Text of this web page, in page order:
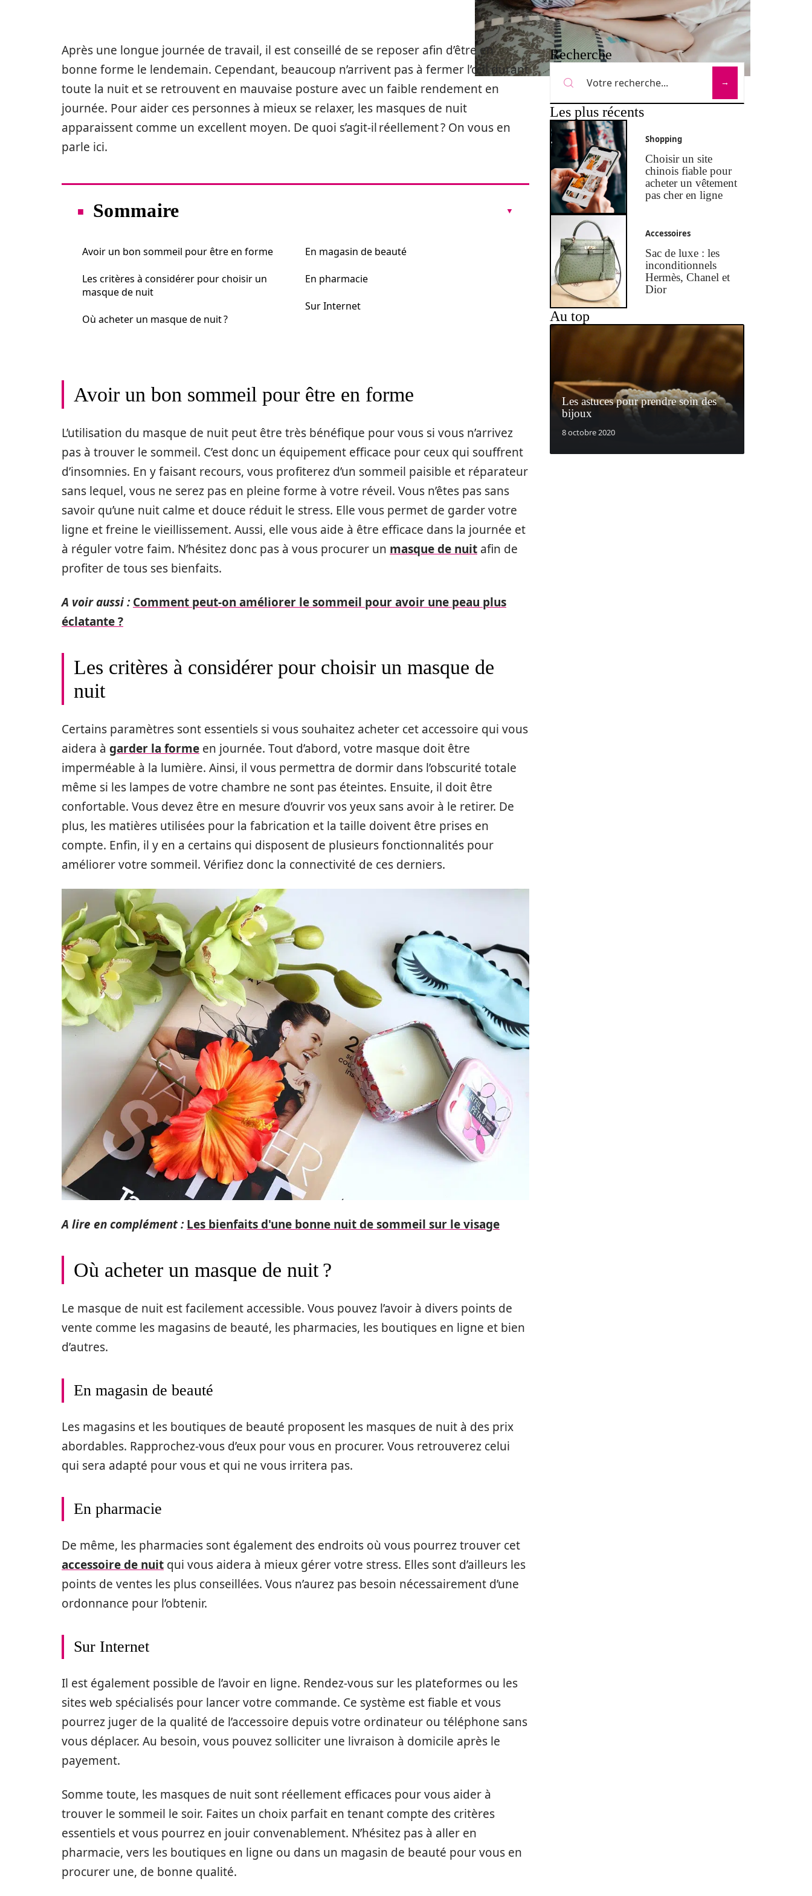
Après une longue journée de travail, il est conseillé de se reposer afin d’être en
bonne forme le lendemain. Cependant, beaucoup n’arrivent pas à fermer l’œil durant
toute la nuit et se retrouvent en mauvaise posture avec un faible rendement en
journée. Pour aider ces personnes à mieux se relaxer, les masques de nuit
apparaissent comme un excellent moyen. De quoi s’agit-il réellement ? On vous en
parle ici.
Sommaire
Avoir un bon sommeil pour être en forme
Les critères à considérer pour choisir un
masque de nuit
Où acheter un masque de nuit ?
En magasin de beauté
En pharmacie
Sur Internet
Avoir un bon sommeil pour être en forme
L’utilisation du masque de nuit peut être très bénéfique pour vous si vous n’arrivez
pas à trouver le sommeil. C’est donc un équipement efficace pour ceux qui souffrent
d’insomnies. En y faisant recours, vous profiterez d’un sommeil paisible et réparateur
sans lequel, vous ne serez pas en pleine forme à votre réveil. Vous n’êtes pas sans
savoir qu’une nuit calme et douce réduit le stress. Elle vous permet de garder votre
ligne et freine le vieillissement. Aussi, elle vous aide à être efficace dans la journée et
à réguler votre faim. N’hésitez donc pas à vous procurer un masque de nuit afin de
profiter de tous ses bienfaits.
A voir aussi : Comment peut-on améliorer le sommeil pour avoir une peau plus
éclatante ?
Les critères à considérer pour choisir un masque de
nuit
Certains paramètres sont essentiels si vous souhaitez acheter cet accessoire qui vous
aidera à garder la forme en journée. Tout d’abord, votre masque doit être
imperméable à la lumière. Ainsi, il vous permettra de dormir dans l’obscurité totale
même si les lampes de votre chambre ne sont pas éteintes. Ensuite, il doit être
confortable. Vous devez être en mesure d’ouvrir vos yeux sans avoir à le retirer. De
plus, les matières utilisées pour la fabrication et la taille doivent être prises en
compte. Enfin, il y en a certains qui disposent de plusieurs fonctionnalités pour
améliorer votre sommeil. Vérifiez donc la connectivité de ces derniers.
A lire en complément : Les bienfaits d'une bonne nuit de sommeil sur le visage
Où acheter un masque de nuit ?
Le masque de nuit est facilement accessible. Vous pouvez l’avoir à divers points de
vente comme les magasins de beauté, les pharmacies, les boutiques en ligne et bien
d’autres.
En magasin de beauté
Les magasins et les boutiques de beauté proposent les masques de nuit à des prix
abordables. Rapprochez-vous d’eux pour vous en procurer. Vous retrouverez celui
qui sera adapté pour vous et qui ne vous irritera pas.
En pharmacie
De même, les pharmacies sont également des endroits où vous pourrez trouver cet
accessoire de nuit qui vous aidera à mieux gérer votre stress. Elles sont d’ailleurs les
points de ventes les plus conseillées. Vous n’aurez pas besoin nécessairement d’une
ordonnance pour l’obtenir.
Sur Internet
Il est également possible de l’avoir en ligne. Rendez-vous sur les plateformes ou les
sites web spécialisés pour lancer votre commande. Ce système est fiable et vous
pourrez juger de la qualité de l’accessoire depuis votre ordinateur ou téléphone sans
vous déplacer. Au besoin, vous pouvez solliciter une livraison à domicile après le
payement.
Somme toute, les masques de nuit sont réellement efficaces pour vous aider à
trouver le sommeil le soir. Faites un choix parfait en tenant compte des critères
essentiels et vous pourrez en jouir convenablement. N’hésitez pas à aller en
pharmacie, vers les boutiques en ligne ou dans un magasin de beauté pour vous en
procurer une, de bonne qualité.
Recherche
Les plus récents
Shopping
Choisir un site
chinois fiable pour
acheter un vêtement
pas cher en ligne
Accessoires
Sac de luxe : les
inconditionnels
Hermès, Chanel et
Dior
Au top
Les astuces pour prendre soin des
bijoux
8 octobre 2020